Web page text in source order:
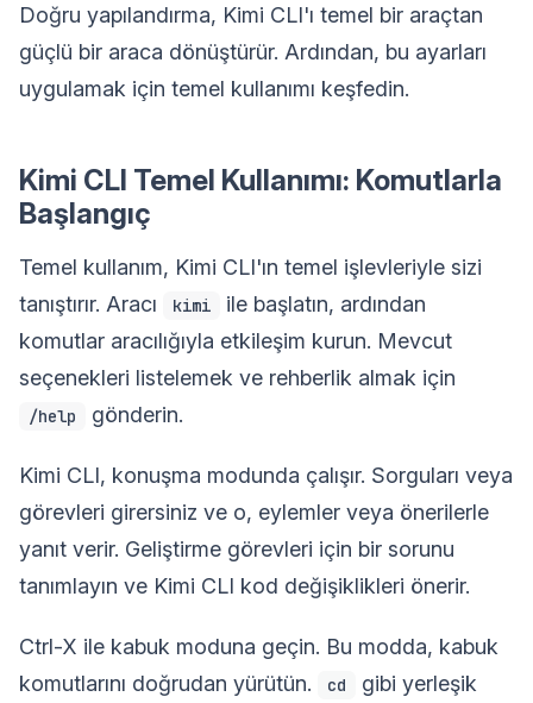
Doğru yapılandırma, Kimi CLI'ı temel bir araçtan
güçlü bir araca dönüştürür. Ardından, bu ayarları
uygulamak için temel kullanımı keşfedin.
Kimi CLI Temel Kullanımı: Komutlarla
Başlangıç
Temel kullanım, Kimi CLI'ın temel işlevleriyle sizi
tanıştırır. Aracı
kimi
ile başlatın, ardından
komutlar aracılığıyla etkileşim kurun. Mevcut
seçenekleri listelemek ve rehberlik almak için
/help gönderin.
Kimi CLI, konuşma modunda çalışır. Sorguları veya
görevleri girersiniz ve o, eylemler veya önerilerle
yanıt verir. Geliştirme görevleri için bir sorunu
tanımlayın ve Kimi CLI kod değişiklikleri önerir.
Ctrl-X ile kabuk moduna geçin. Bu modda, kabuk
komutlarını doğrudan yürütün.
cd
gibi yerleşik